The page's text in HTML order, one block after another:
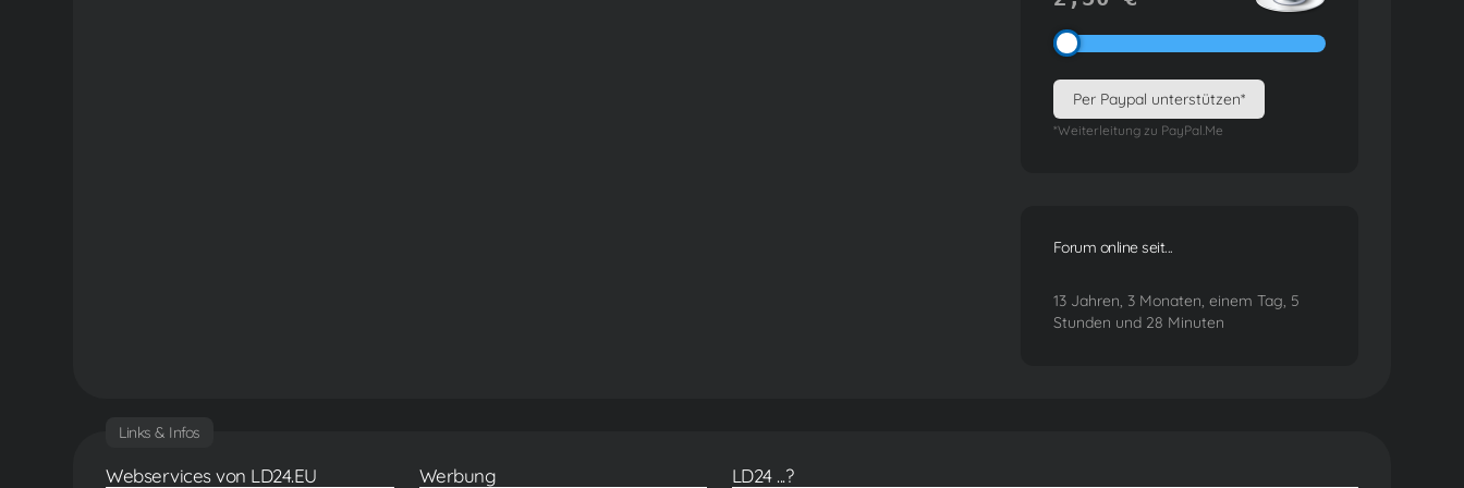
Per Paypal unterstützen*
*Weiterleitung zu PayPal.Me
Forum online seit...
13 Jahren, 3 Monaten, einem Tag, 5
Stunden und 28 Minuten
Links & Infos
Webservices von LD24.EU Werbung LD24 ...?